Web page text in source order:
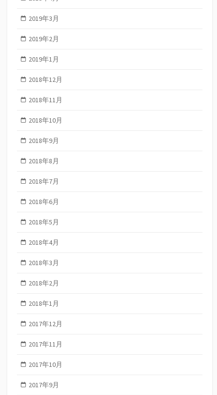
2019年3月
2019年2月
2019年1月
2018年12月
2018年11月
2018年10月
2018年9月
2018年8月
2018年7月
2018年6月
2018年5月
2018年4月
2018年3月
2018年2月
2018年1月
2017年12月
2017年11月
2017年10月
2017年9月